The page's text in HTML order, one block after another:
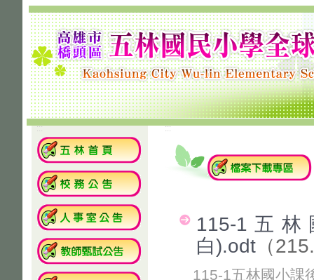
::: :::
115-1五
白).odt （
115-1五林國小課